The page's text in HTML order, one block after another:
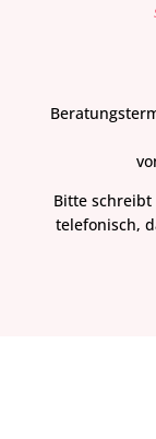
Bitte
telefonisch,